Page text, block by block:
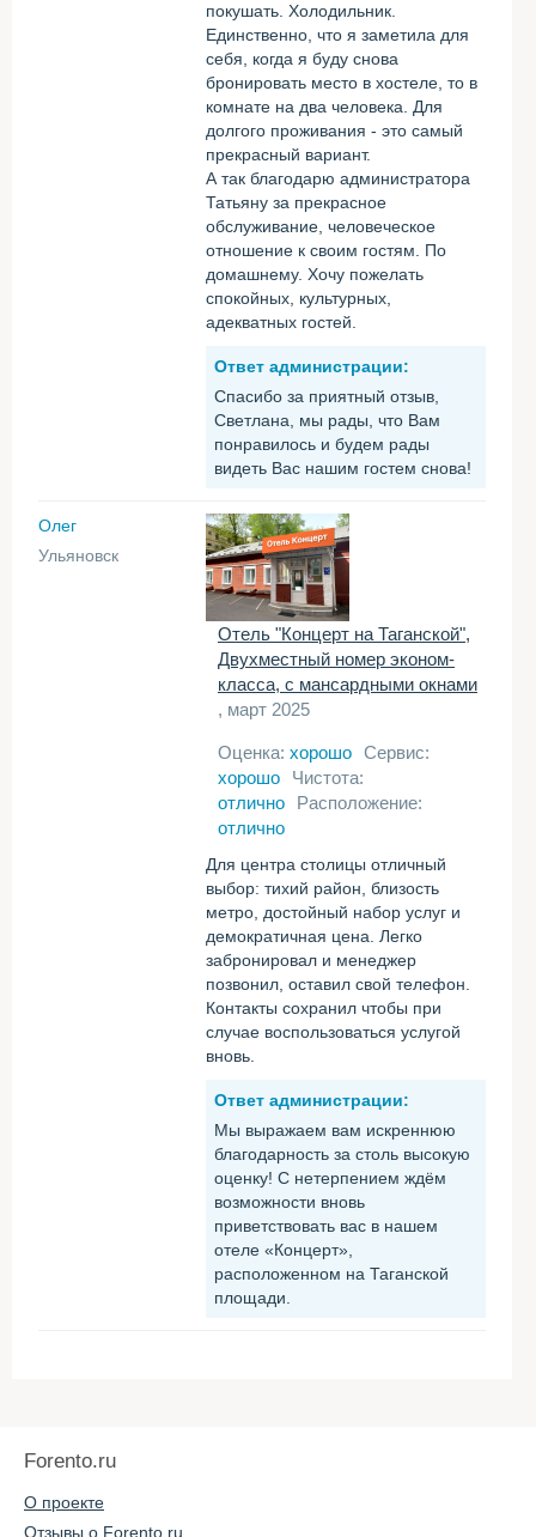
покушать. Холодильник.
Единственно, что я заметила для
себя, когда я буду снова
бронировать место в хостеле, то в
комнате на два человека. Для
долгого проживания - это самый
прекрасный вариант.
А так благодарю администратора
Татьяну за прекрасное
обслуживание, человеческое
отношение к своим гостям. По
домашнему. Хочу пожелать
спокойных, культурных,
адекватных гостей.
Ответ администрации:
Спасибо за приятный отзыв,
Светлана, мы рады, что Вам
понравилось и будем рады
видеть Вас нашим гостем снова!
Олег
Ульяновск
Отель "Концерт на Таганской",
Двухместный номер эконом-
класса, с мансардными окнами
, март 2025
Оценка: хорошо Сервис:
хорошо
Чистота:
отлично
Расположение:
отлично
Для центра столицы отличный
выбор: тихий район, близость
метро, достойный набор услуг и
демократичная цена. Легко
забронировал и менеджер
позвонил, оставил свой телефон.
Контакты сохранил чтобы при
случае воспользоваться услугой
вновь.
Ответ администрации:
Мы выражаем вам искреннюю
благодарность за столь высокую
оценку! С нетерпением ждём
возможности вновь
приветствовать вас в нашем
отеле «Концерт»,
расположенном на Таганской
площади.
Forento.ru
О проекте
Отзывы о Forento.ru